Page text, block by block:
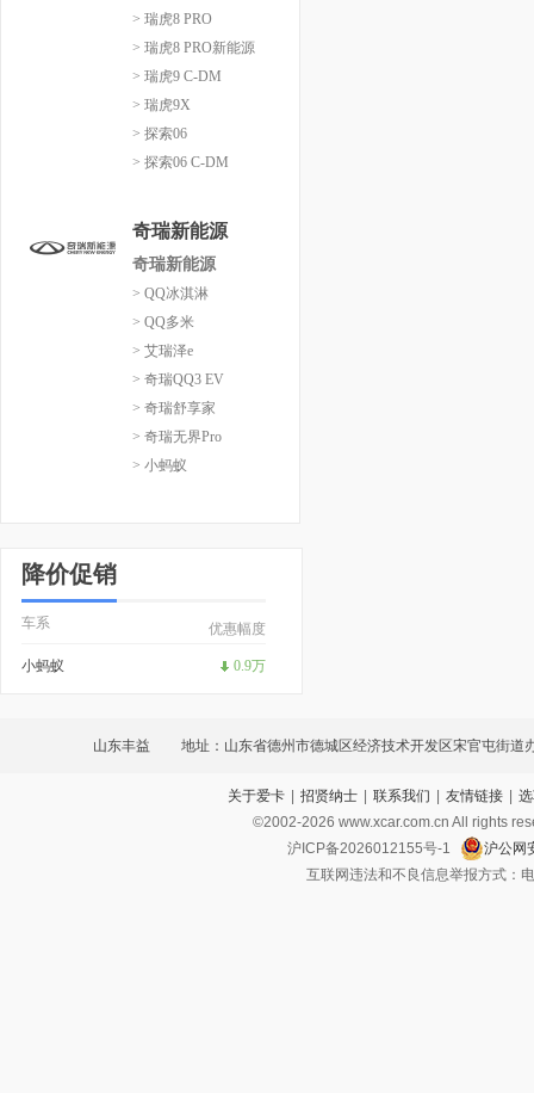
> 瑞虎8 PRO
> 瑞虎8 PRO新能源
> 瑞虎9 C-DM
> 瑞虎9X
> 探索06
> 探索06 C-DM
奇瑞新能源
奇瑞新能源
> QQ冰淇淋
> QQ多米
> 艾瑞泽e
> 奇瑞QQ3 EV
> 奇瑞舒享家
> 奇瑞无界Pro
> 小蚂蚁
降价促销
车系 优惠幅度
小蚂蚁 0.9万
山东丰益 地址：山东省德州市德城区经济技术开发区宋官屯街道
大道3109号德百汽贸城院内67号
关于爱卡 | 招贤纳士 | 联系我们 | 友情链接 |
©2002-2026 www.xcar.com.cn All rights
沪ICP备2026012155号-1
沪公网
互联网违法和不良信息举报方式：